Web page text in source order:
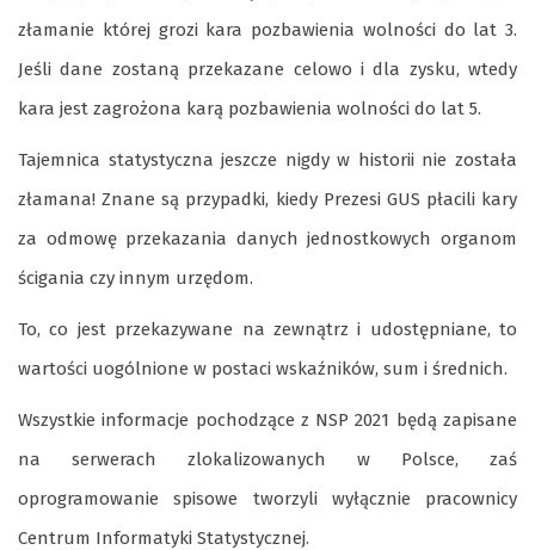
złamanie której grozi kara pozbawienia wolności do lat 3.
Jeśli dane zostaną przekazane celowo i dla zysku, wtedy
kara jest zagrożona karą pozbawienia wolności do lat 5.
Tajemnica statystyczna jeszcze nigdy w historii nie została
złamana! Znane są przypadki, kiedy Prezesi GUS płacili kary
za odmowę przekazania danych jednostkowych organom
ścigania czy innym urzędom.
To, co jest przekazywane na zewnątrz i udostępniane, to
wartości uogólnione w postaci wskaźników, sum i średnich.
Wszystkie informacje pochodzące z NSP 2021 będą zapisane
na serwerach zlokalizowanych w Polsce, zaś
oprogramowanie spisowe tworzyli wyłącznie pracownicy
Centrum Informatyki Statystycznej.